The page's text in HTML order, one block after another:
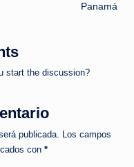
Panamá
start the discussion?
publicada. Los campos
con *